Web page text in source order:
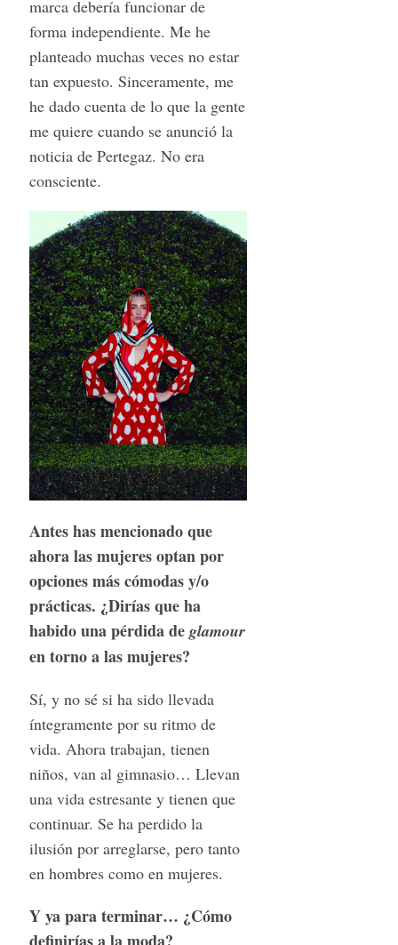
marca debería funcionar de
forma independiente. Me he
planteado muchas veces no estar
tan expuesto. Sinceramente, me
he dado cuenta de lo que la gente
me quiere cuando se anunció la
noticia de Pertegaz. No era
consciente.
Antes has mencionado que
ahora las mujeres optan por
opciones más cómodas y/o
prácticas. ¿Dirías que ha
habido una pérdida deglamour
en torno a las mujeres?
Sí, y no sé si ha sido llevada
íntegramente por su ritmo de
vida. Ahora trabajan, tienen
niños, van al gimnasio… Llevan
una vida estresante y tienen que
continuar. Se ha perdido la
ilusión por arreglarse, pero tanto
en hombres como en mujeres.
Y ya para terminar… ¿Cómo